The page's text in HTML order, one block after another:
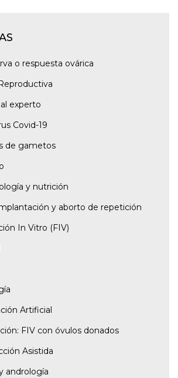
o respuesta ovárica
experto
Covid-19
de gametos
y nutrición
y aborto de repetición
In Vitro (FIV)
Artificial
FIV con óvulos donados
Asistida
andrología